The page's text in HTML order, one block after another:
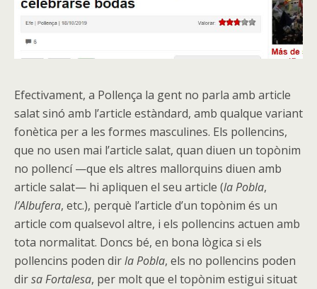
Efectivament, a Pollença la gent no parla amb article
salat sinó amb l’article estàndard, amb qualque variant
fonètica per a les formes masculines. Els pollencins,
que no usen mai l’article salat, quan diuen un topònim
no pollencí —que els altres mallorquins diuen amb
article salat— hi apliquen el seu article (la Pobla,
l’Albufera, etc.), perquè l’article d’un topònim és un
article com qualsevol altre, i els pollencins actuen amb
tota normalitat. Doncs bé, en bona lògica si els
pollencins poden dirla Pobla, els no pollencins poden
dirsa Fortalesa, per molt que el topònim estigui situat